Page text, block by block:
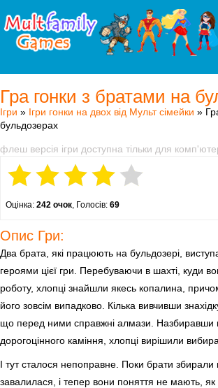
Гра гонки з братами на
Ігри » Ігри гонки на двох від Мульт сімейки »
бульдозерах
флеш версія ігри доступна тільки для
Оцінка: 242 очок, Голосів: 69
Опис Гри:
Два брата, які працюють на бульдозері,
героями цієї гри. Перебуваючи в шахті, куди
роботу, хлопці знайшли якесь копалина,
його зовсім випадково. Кілька вивчивши
що перед ними справжні алмази. Назбиравши
дорогоцінного каміння, хлопці вирішили
І тут сталося непоправне. Поки брати збирали
завалилася, і тепер вони поняття не мають, як